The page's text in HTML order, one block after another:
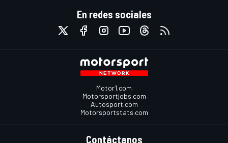
En redes sociales
Motor1.com
Motorsportjobs.com
Autosport.com
Motorsportstats.com
Contáctanos